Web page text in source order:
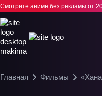
Смотрите аниме без рекламы от
Главная Фильмы